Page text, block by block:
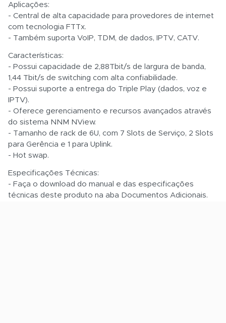
Aplicações:
- Central de alta capacidade para provedores de internet
com tecnologia FTTx.
- Também suporta VoIP, TDM, de dados, IPTV, CATV.
Características:
- Possui capacidade de 2,88Tbit/s de largura de banda,
1,44 Tbit/s de switching com alta confiabilidade.
- Possui suporte a entrega do Triple Play (dados, voz e
IPTV).
- Oferece gerenciamento e recursos avançados através
do sistema NNM NView.
- Tamanho de rack de 6U, com 7 Slots de Serviço, 2 Slots
para Gerência e 1 para Uplink.
- Hot swap.
Especificações Técnicas:
- Faça o download do manual e das especificações
técnicas deste produto na aba Documentos Adicionais.